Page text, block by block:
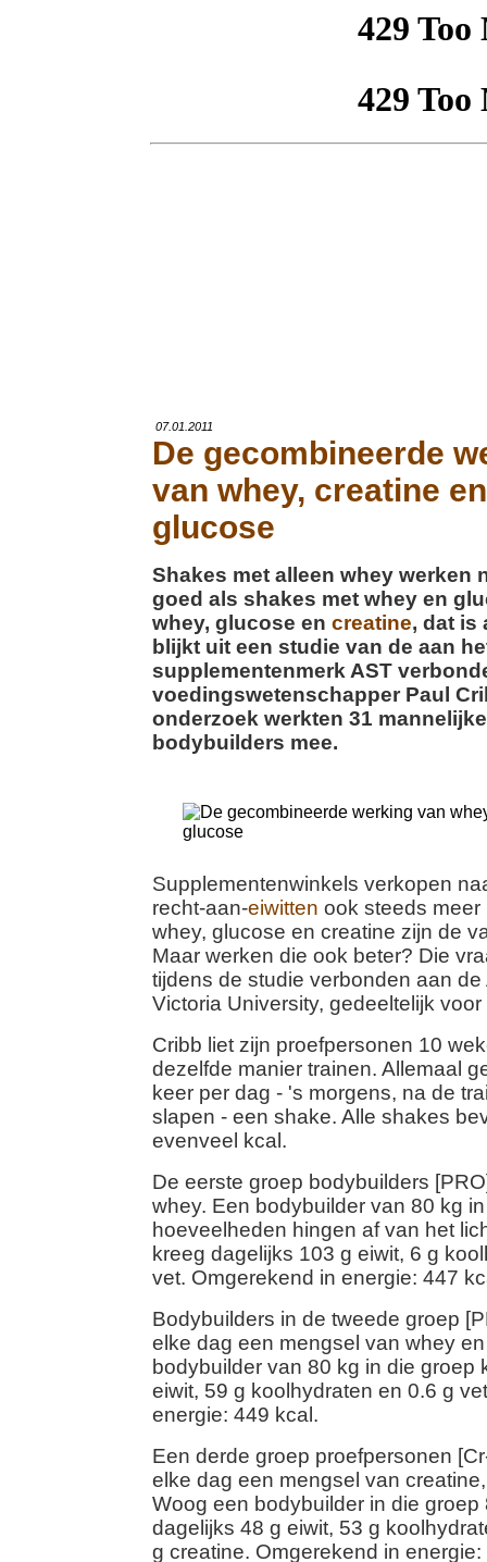
07.01.2011
De gecombineerde
van whey, creatine en
glucose
Shakes met alleen whey werken
goed als shakes met whey en
whey, glucose en creatine, dat is
blijkt uit een studie van de aan
supplementenmerk AST
voedingswetenschapper Paul
onderzoek werkten 31
bodybuilders mee.
Supplementenwinkels verkopen
recht-aan-eiwitten ook steeds
whey, glucose en creatine zijn de
Maar werken die ook beter? Die
tijdens de studie verbonden aan de
Victoria University, gedeeltelijk
Cribb liet zijn proefpersonen 10
dezelfde manier trainen. Allemaal
keer per dag - 's morgens, na de
slapen - een shake. Alle shakes
evenveel kcal.
De eerste groep bodybuilders
whey. Een bodybuilder van 80 kg
hoeveelheden hingen af van het
kreeg dagelijks 103 g eiwit, 6 g
vet. Omgerekend in energie: 447
Bodybuilders in de tweede groep
elke dag een mengsel van whey
bodybuilder van 80 kg in die groep
eiwit, 59 g koolhydraten en 0.6 g
energie: 449 kcal.
Een derde groep proefpersonen
elke dag een mengsel van
Woog een bodybuilder in die
dagelijks 48 g eiwit, 53 g
g creatine. Omgerekend in